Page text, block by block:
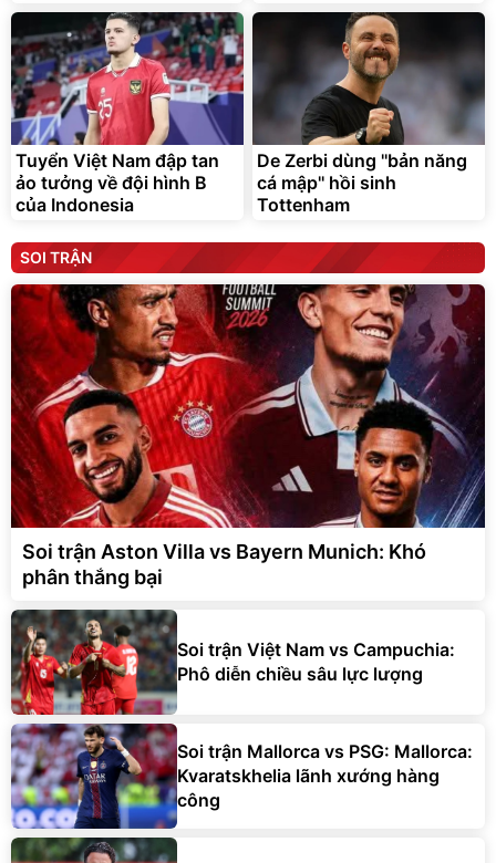
Tuyển Việt Nam đập tan
ảo tưởng về đội hình B
của Indonesia
De Zerbi dùng ''bản năng
cá mập'' hồi sinh
Tottenham
SOI TRẬN
Soi trận Aston Villa vs Bayern Munich: Khó
phân thắng bại
Soi trận Việt Nam vs Campuchia:
Phô diễn chiều sâu lực lượng
Soi trận Mallorca vs PSG: Mallorca:
Kvaratskhelia lãnh xướng hàng
công